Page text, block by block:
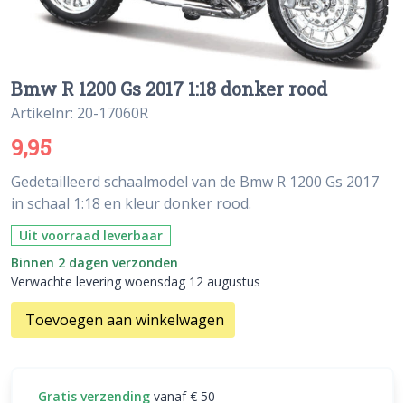
Bmw R 1200 Gs 2017 1:18 donker rood
Artikelnr: 20-17060R
9,95
Gedetailleerd schaalmodel van de Bmw R 1200 Gs 2017
in schaal 1:18 en kleur donker rood.
Uit voorraad leverbaar
Binnen 2 dagen verzonden
Verwachte levering woensdag 12 augustus
Toevoegen aan winkelwagen
Gratis verzending vanaf € 50